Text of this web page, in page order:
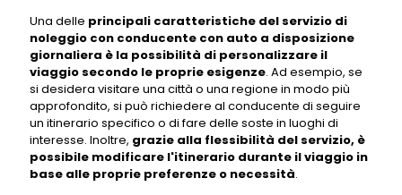
Una delle principali caratteristiche del servizio di
noleggio con conducente con auto a disposizione
giornaliera è la possibilità di personalizzare il
viaggio secondo le proprie esigenze. Ad esempio, se
si desidera visitare una città o una regione in modo più
approfondito, si può richiedere al conducente di seguire
un itinerario specifico o di fare delle soste in luoghi di
interesse. Inoltre, grazie alla flessibilità del servizio, è
possibile modificare l'itinerario durante il viaggio in
base alle proprie preferenze o necessità.